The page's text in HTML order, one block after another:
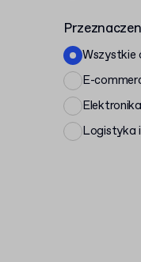
Wszystkie
E-
Elektronika
Logistyka